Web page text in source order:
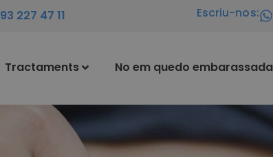
93 227 47 11 Escriu-nos:
Tractaments No em quedo embarassada